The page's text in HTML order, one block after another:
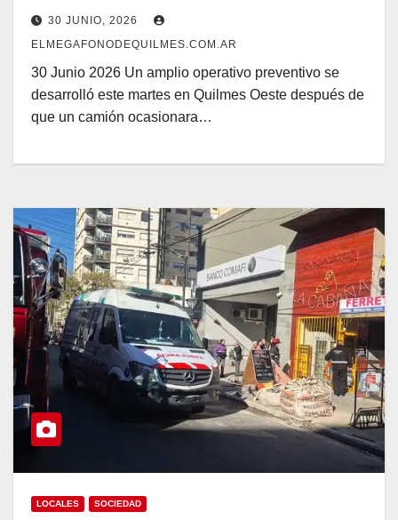
30 JUNIO, 2026
ELMEGAFONODEQUILMES.COM.AR
30 Junio 2026 Un amplio operativo preventivo se
desarrolló este martes en Quilmes Oeste después de
que un camión ocasionara…
LOCALES SOCIEDAD